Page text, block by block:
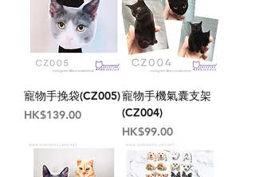
寵物手挽袋(CZ005)
價格
HK$139.00
寵物手機氣囊支架
(CZ004)
價格
HK$99.00